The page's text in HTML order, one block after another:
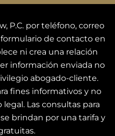
P.C. por teléfono, correo
de contacto en
ni crea una relación
información enviada no
abogado-cliente.
fines informativos y no
Las consultas para
brindan por una tarifa y